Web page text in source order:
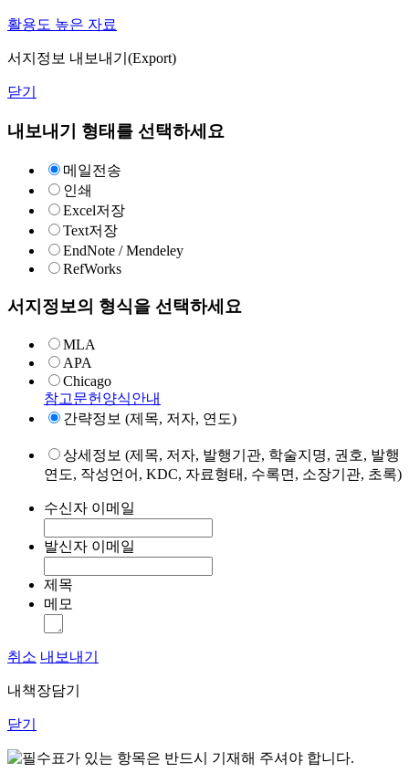
활용도 높은 자료
서지정보 내보내기(Export)
닫기
내보내기 형태를 선택하세요
메일전송
인쇄
Excel저장
Text저장
EndNote / Mendeley
RefWorks
서지정보의 형식을 선택하세요
MLA
APA
Chicago
참고문헌양식안내
간략정보 (제목, 저자, 연도)
상세정보 (제목, 저자, 발행기관, 학술지명, 권호, 발행
연도, 작성언어, KDC, 자료형태, 수록면, 소장기관, 초록)
수신자 이메일
발신자 이메일
제목
메모
취소 내보내기
내책장담기
닫기
표가 있는 항목은 반드시 기재해 주셔야 합니다.